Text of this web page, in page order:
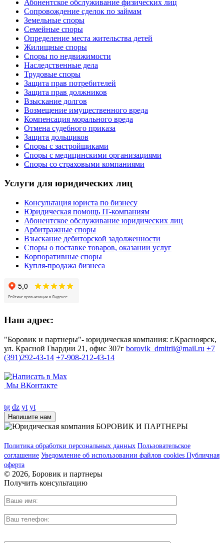
Абонентское обслуживание физических лиц
Cопровождение сделок по займам
Земельные споры
Семейные споры
Определение места жительства детей
Жилищные споры
Споры по недвижимости
Наследственные дела
Трудовые споры
Защита прав потребителей
Защита прав должников
Взыскание долгов
Возмещение имущественного вреда
Компенсация морального вреда
Отмена судебного приказа
Защита дольщиков
Споры с застройщиками
Споры с медицинскими организациями
Споры со страховыми компаниями
Услуги для юридических лиц
Консультация юриста по бизнесу
Юридическая помощь IT-компаниям
Абонентское обслуживание юридических лиц
Арбитражные споры
Взыскание дебиторской задолженности
Споры о поставке товаров, оказании услуг
Корпоративные споры
Купля-продажа бизнеса
Наш адрес:
"Боровик и партнеры"- юридическая компания: г.Красноярск,
ул. Красной Гвардии 21, офис 307г borovik_dmitrii@mail.ru +7
(391)292-43-14 +7-908-212-43-14
Мы ВКонтакте
tg dz yt yt
Напишите нам
Политика обработки персональных данных Пользовательское
соглашение Уведомление об использовании файлов cookies Публичная
оферта
© 2026, Боровик и партнеры
Получить консультацию